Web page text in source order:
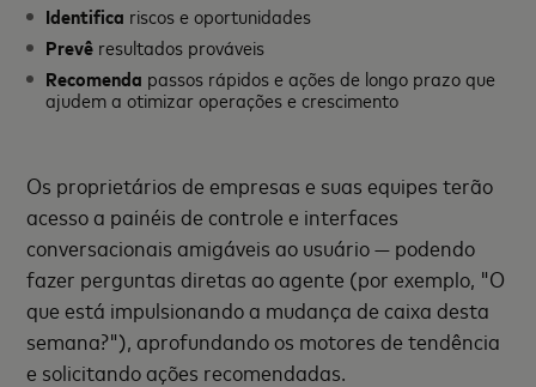
Identifica riscos e oportunidades
Prevê resultados prováveis
Recomenda passos rápidos e ações de longo prazo que
ajudem a otimizar operações e crescimento
Os proprietários de empresas e suas equipes terão
acesso a painéis de controle e interfaces
conversacionais amigáveis ao usuário — podendo
fazer perguntas diretas ao agente (por exemplo, "O
que está impulsionando a mudança de caixa desta
semana?"), aprofundando os motores de tendência
e solicitando ações recomendadas.